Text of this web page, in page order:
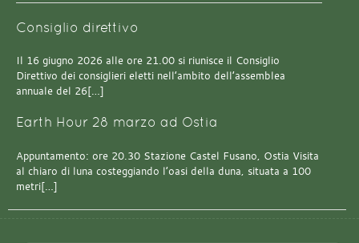
Consiglio direttivo
Il 16 giugno 2026 alle ore 21.00 si riunisce il Consiglio
Direttivo dei consiglieri eletti nell’ambito dell’assemblea
annuale del 26[…]
Earth Hour 28 marzo ad Ostia
Appuntamento: ore 20.30 Stazione Castel Fusano, Ostia Visita
al chiaro di luna costeggiando l’oasi della duna, situata a 100
metri[…]